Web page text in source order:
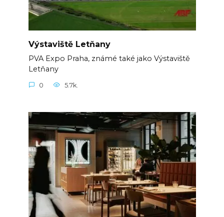
Výstaviště Letňany
PVA Expo Praha, známé také jako Výstaviště
Letňany
0 5.7k.